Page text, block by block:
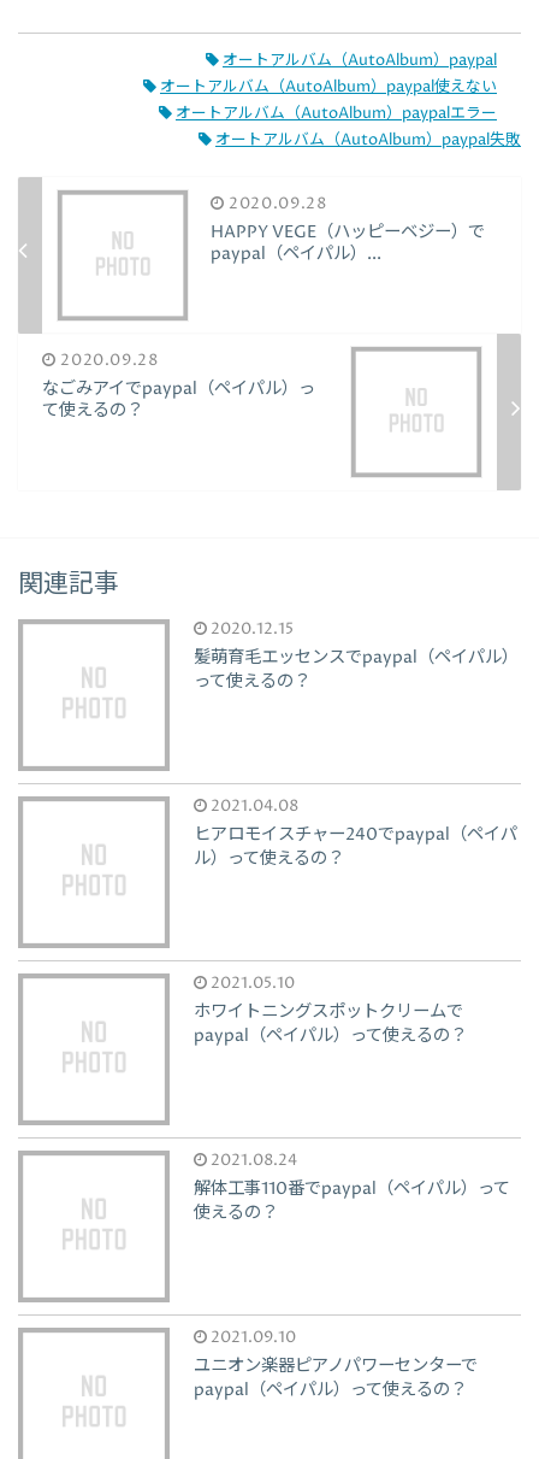
オートアルバム（AutoAlbum）paypal
オートアルバム（AutoAlbum）paypal使えない
オートアルバム（AutoAlbum）paypalエラー
オートアルバム（AutoAlbum）paypal失敗
2020.09.28
HAPPY VEGE（ハッピーベジー）で
paypal（ペイパル）...
2020.09.28
なごみアイでpaypal（ペイパル）っ
て使えるの？
関連記事
2020.12.15
髪萌育毛エッセンスでpaypal（ペイパル）
って使えるの？
2021.04.08
ヒアロモイスチャー240でpaypal（ペイパ
ル）って使えるの？
2021.05.10
ホワイトニングスポットクリームで
paypal（ペイパル）って使えるの？
2021.08.24
解体工事110番でpaypal（ペイパル）って
使えるの？
2021.09.10
ユニオン楽器ピアノパワーセンターで
paypal（ペイパル）って使えるの？